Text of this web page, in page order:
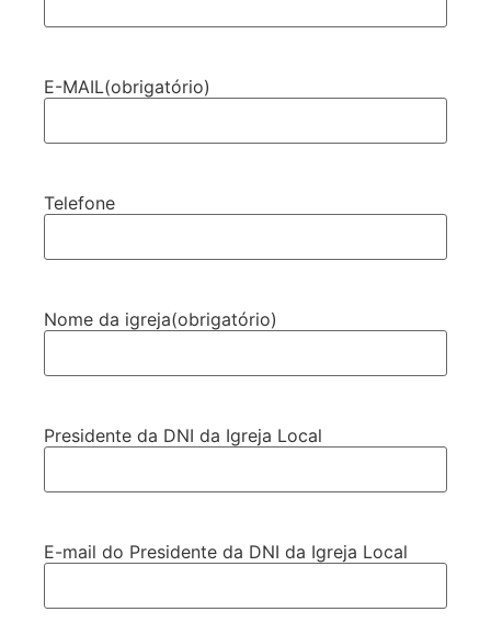
E-MAIL(obrigatório)
Telefone
Nome da igreja(obrigatório)
Presidente da DNI da Igreja Local
E-mail do Presidente da DNI da Igreja Local